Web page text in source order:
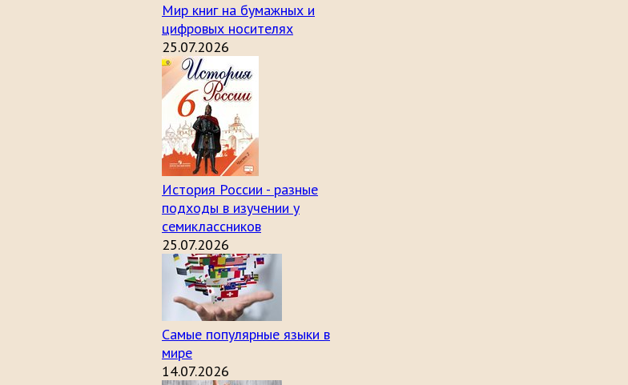
Мир книг на бумажных и
цифровых носителях
25.07.2026
История России - разные
подходы в изучении у
семиклассников
25.07.2026
Самые популярные языки в
мире
14.07.2026